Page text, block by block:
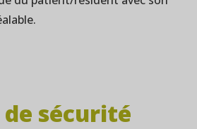
sécurité